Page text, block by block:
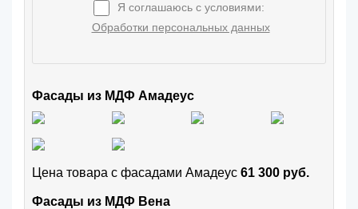
Я соглашаюсь с условиями:
Обработки персональных данных
Фасады из МДФ Амадеус
Цена товара с фасадами Амадеус 61 300 руб.
Фасады из МДФ Вена